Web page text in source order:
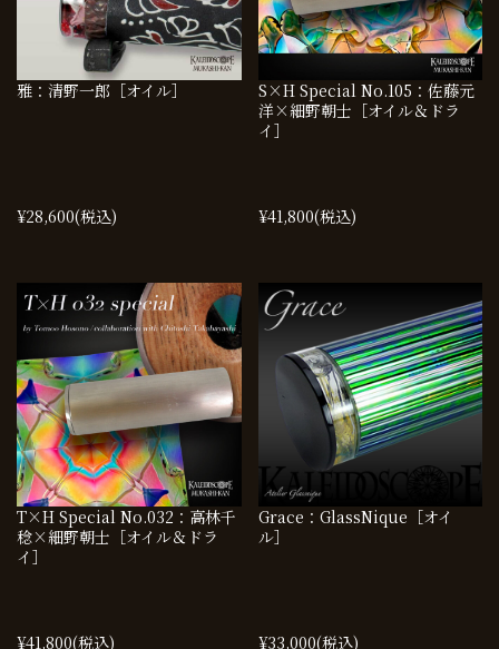
雅：清野一郎［オイル］
¥28,600(税込)
S×H Special No.105：佐藤元
洋×細野朝士［オイル＆ドラ
イ］
¥41,800(税込)
T×H Special No.032：高林千
稔×細野朝士［オイル＆ドラ
イ］
¥41,800(税込)
Grace：GlassNique［オイ
ル］
¥33,000(税込)